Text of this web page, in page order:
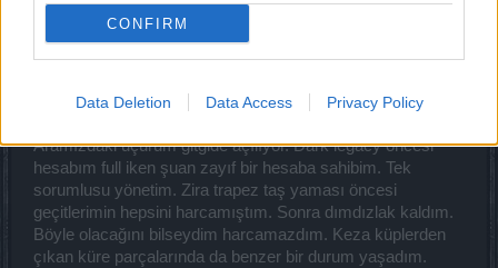
CONFIRM
Data Deletion Data Access Privacy Policy
harcayan vede 90k 100k küresi olan hesapların geçit ve
kürelerini makul seviyeye indirip tazminat olarak
karşılığında andermant vererek oyuncuları eşit seviyeye
zamanımı geçit toplamak için harcarken başka hesaplar
Aramızdaki uçurum gitgide açılıyor. Dark legacy öncesi
hesabım full iken şuan zayıf bir hesaba sahibim. Tek
sorumlusu yönetim. Zira trapez taş yaması öncesi
geçitlerimin hepsini harcamıştım. Sonra dımdızlak kaldım.
Böyle olacağını bilseydim harcamazdım. Keza küplerden
çıkan küre parçalarında da benzer bir durum yaşadım.